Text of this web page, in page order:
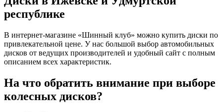
республике
В интернет-магазине «Шинный клуб» можно купить диски по
привлекательной цене. У нас большой выбор автомобильных
дисков от ведущих производителей и удобный сайт с полным
описанием всех характеристик.
На что обратить внимание при выборе
колесных дисков?